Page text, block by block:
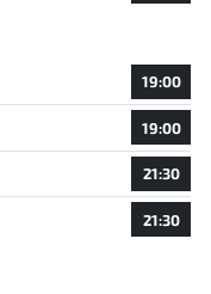
19:00
19:00
21:30
21:30